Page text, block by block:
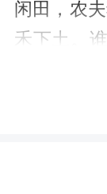
闲田，农
禾下土。
代诗人李